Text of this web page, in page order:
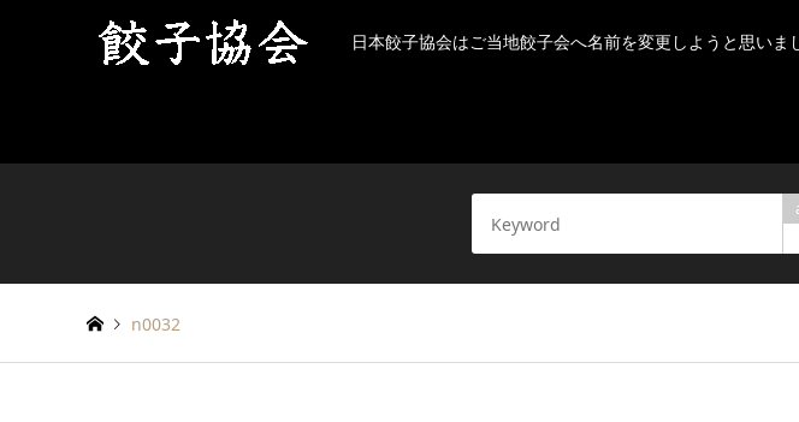
日本餃子協会はご当地餃子会へ名前を変更しようと思い
n0032